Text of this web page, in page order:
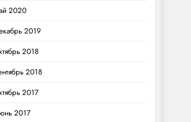
2020
2019
2018
2018
2017
2017